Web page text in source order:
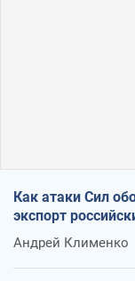
Как атаки Сил
экспорт
Андрей Клименко